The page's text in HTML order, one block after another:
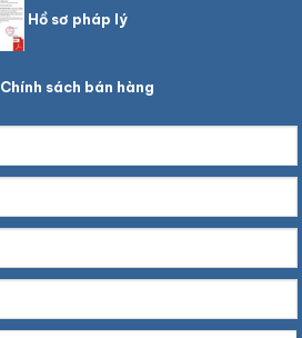
Hồ sơ pháp lý
Chính sách bán hàng